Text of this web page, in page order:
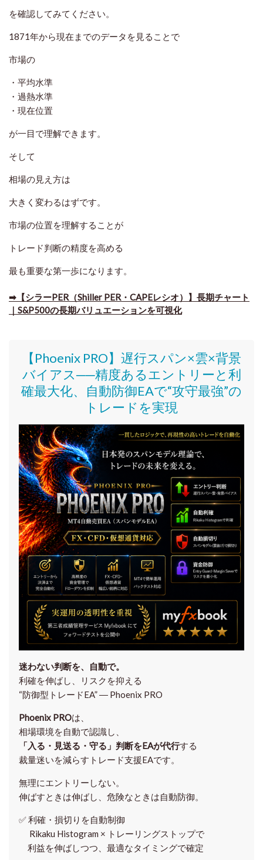
を確認してみてください。
1871年から現在までのデータを見ることで
市場の
・平均水準
・過熱水準
・現在位置
が一目で理解できます。
そして
相場の見え方は
大きく変わるはずです。
市場の位置を理解することが
トレード判断の精度を高める
最も重要な第一歩になります。
➡​【シラーPER（Shiller PER・CAPEレシオ）】長期チャート
｜S&P500の長期バリュエーションを可視化
【Phoenix PRO】遅行スパン×雲×背景
バイアス──精度あるエントリーと利
確最大化、自動防御EAで“攻守最強”の
トレードを実現
迷わない判断を、自動で。
利確を伸ばし、リスクを抑える
“防御型トレードEA” ― Phoenix PRO
Phoenix PROは、
相場環境を自動で認識し、
「入る・見送る・守る」判断をEAが代行する
裁量迷いを減らすトレード支援EAです。
無理にエントリーしない。
伸ばすときは伸ばし、危険なときは自動防御。
✅利確・損切りを自動制御
Rikaku Histogram × トレーリングストップで
利益を伸ばしつつ、最適なタイミングで確定